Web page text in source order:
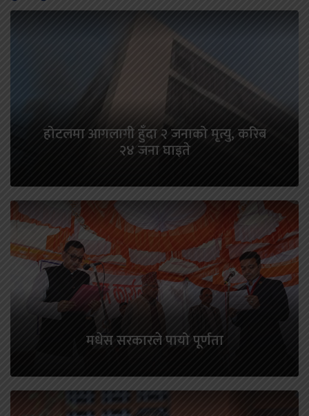
होटलमा आगलागी हुँदा २ जनाको मृत्यु, करिब
२४ जना घाइते
मधेस सरकारले पायो पूर्णता